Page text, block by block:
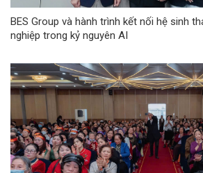
BES Group và hành trình kết nối hệ sinh
nghiệp trong kỷ nguyên AI